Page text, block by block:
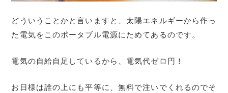
どういうことかと言いますと、太陽エネルギーから作っ
た電気をこのポータブル電源にためてあるのです。
電気の自給自足しているから、電気代ゼロ円！
お日様は誰の上にも平等に、無料で注いでくれるのでそ